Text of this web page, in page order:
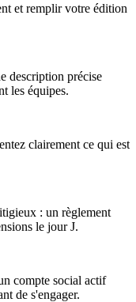
et remplir votre édition
description précise
les équipes.
clairement ce qui est
: un règlement
le jour J.
compte social actif
de s'engager.